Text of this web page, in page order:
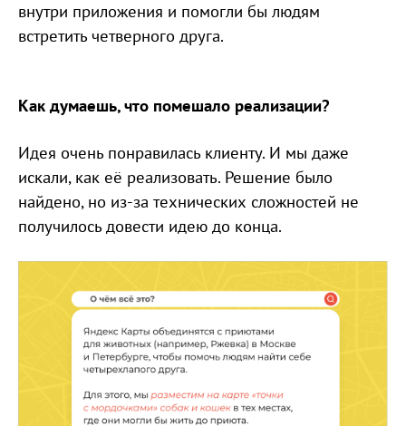
внутри приложения и помогли бы людям
встретить четверного друга.
Как думаешь, что помешало реализации?
Идея очень понравилась клиенту. И мы даже
искали, как её реализовать. Решение было
найдено, но из-за технических сложностей не
получилось довести идею до конца.